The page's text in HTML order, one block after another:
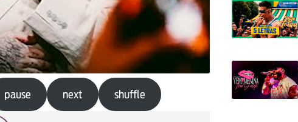
pause next shuffle